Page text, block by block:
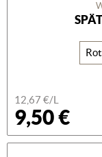
12,67 €/L
9,50 €